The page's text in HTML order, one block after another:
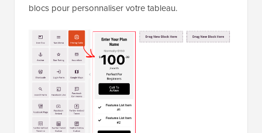
blocs pour personnaliser votre tableau.